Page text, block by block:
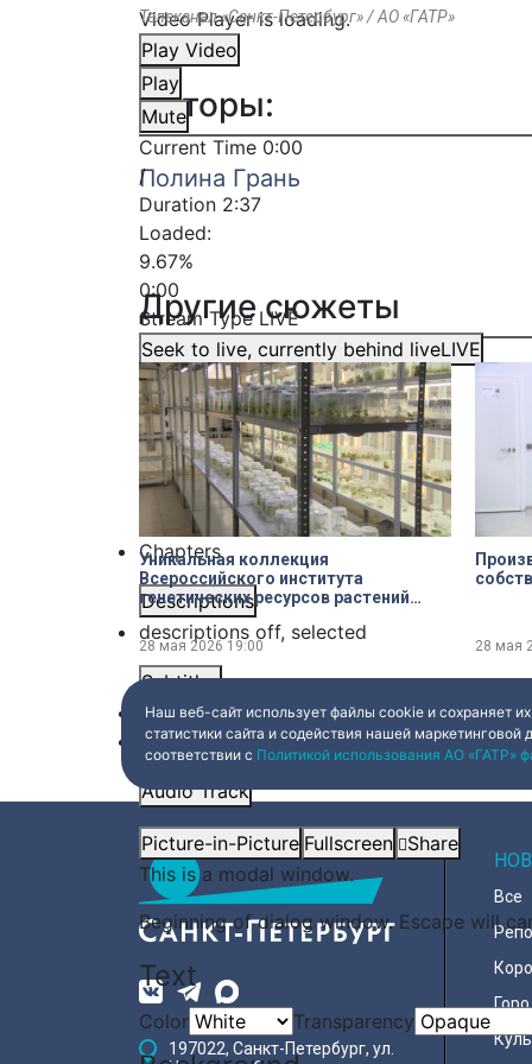
Video Player is loading.
Play Video
Play
Mute
Current Time 0:00
/
Duration 2:37
Loaded:
9.67%
0:00
Stream Type LIVE
Seek to live, currently behind liveLIVE
Remaining Time-2:37
1x
Playback Rate
Chapters
Chapters
Descriptions
descriptions off, selected
Subtitles
subtitles settings, opens subtitles settings
subtitles off, selected
Audio Track
Picture-in-Picture Fullscreen
Share
This is a modal window.
Beginning of dialog window. Escape will
Text
Color Transparency
Телеканал «Санкт-Петербург» / АО «ГАТР»
Авторы:
Полина Грань
Другие сюжеты
Уникальная коллекция
Всероссийского института
генетических ресурсов растений
имени Вавилова
28 мая 2026 19:00 28 мая
Наш веб-сайт использует файлы cookie и сохраняет
статистики сайта и содействия нашей
соответствии с Политикой использования АО «ГАТР»
197022, Санкт-Петербург, ул.
Все